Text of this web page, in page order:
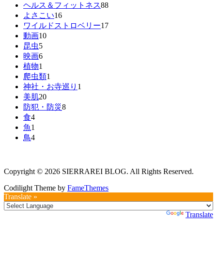
ヘルス＆フィットネス88
よさこい16
ワイルドストロベリー17
動画10
昆虫5
映画6
植物1
爬虫類1
神社・お寺巡り 1
美肌20
防犯・防災8
食4
魚1
鳥4
Copyright © 2026 SIERRAREI BLOG. All Rights Reserved.
Codilight Theme by FameThemes
Translate »
Translate